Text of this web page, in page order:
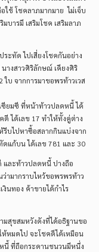
ใช้ โชคลาภมากมาย ไม่เจ็บ
บารมี เสริมโชค เสริมลาภ
ะทัด ไปเสี่ยงโชคกันอย่าง
างสาวศิริลักษณ์ เคียงศิริ
บ จากการมาขอพรท้าวเวส
ซียมซี ที่หน้าท้าวปลดหนี้ ได้
ได้เลข 17 ทำให้ทั้งคู่ต่าง
รีบไปหาซื้อสลากกินแบ่งจาก
ดแก้บน ได้เลข 781 และ 30
และท้าวปลดหนี้ ปางถือ
ามากราบไหว้ขอพรพรท้าว
นทอง ค้าขายได้กำไร
มสุขสมหวังดังที่ได้อธิฐานขอ
หมดไป จะโชคดีได้เหมือน
นี้ ที่ถือกระดานชนวนมีหนึ่ง